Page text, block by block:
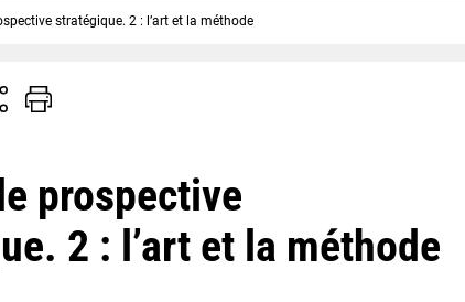
stratégique. 2 : l’art et la méthode
prospective
2 : l’art et la méthode